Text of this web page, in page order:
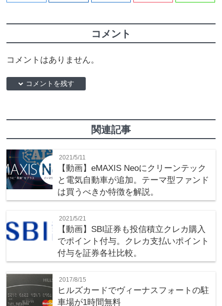
コメント
コメントはありません。
down コメントを残す
関連記事
2021/5/11
【動画】eMAXIS Neoにクリーンテック
と電気自動車が追加。テーマ型ファンド
は買うべきか特徴を解説。
2021/5/21
【動画】SBI証券も投信積立クレカ購入
でポイント付与。クレカ支払いポイント
付与を証券各社比較。
2017/8/15
ヒルズカードでヴィーナスフォートの駐
車場が1時間無料